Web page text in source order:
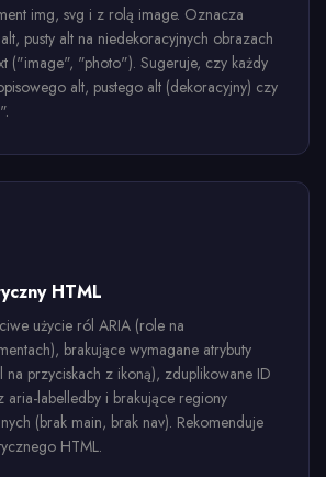
img, svg i z rolą image. Oznacza
pusty alt na niedekoracyjnych obrazach
("image", "photo"). Sugeruje, czy każdy
alt, pustego alt (dekoracyjny) czy
HTML
użycie ról ARIA (role na
brakujące wymagane atrybuty
na przyciskach z ikoną), zduplikowane ID
aria-labelledby i brakujące regiony
(brak main, brak nav). Rekomenduje
HTML.